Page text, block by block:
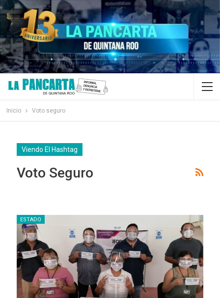
Inicio Voto seguro
Viendo El Hashtag
Voto Seguro
ESTADO